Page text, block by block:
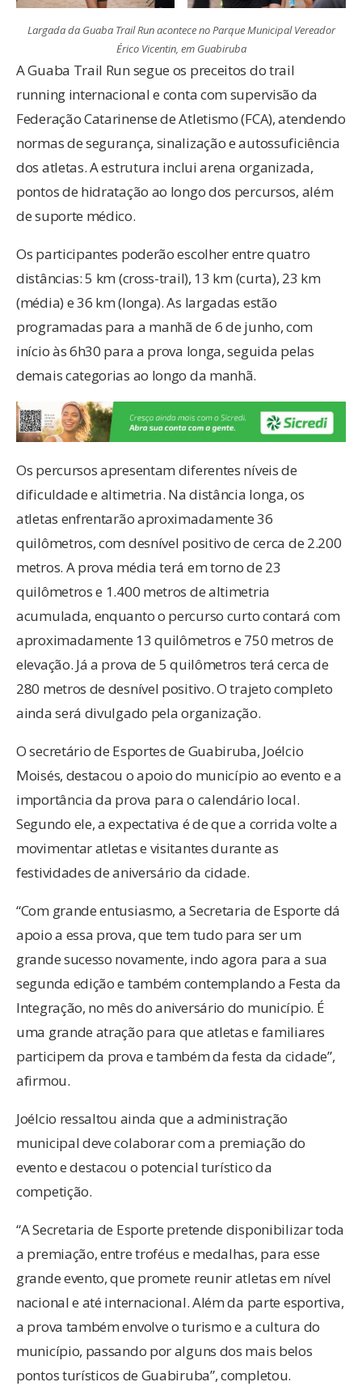
Largada da Guaba Trail Run acontece no Parque Municipal Vereador
Érico Vicentin, em Guabiruba
A Guaba Trail Run segue os preceitos do trail
running internacional e conta com supervisão da
Federação Catarinense de Atletismo (FCA), atendendo
normas de segurança, sinalização e autossuficiência
dos atletas. A estrutura inclui arena organizada,
pontos de hidratação ao longo dos percursos, além
de suporte médico.
Os participantes poderão escolher entre quatro
distâncias: 5 km (cross-trail), 13 km (curta), 23 km
(média) e 36 km (longa). As largadas estão
programadas para a manhã de 6 de junho, com
início às 6h30 para a prova longa, seguida pelas
demais categorias ao longo da manhã.
Os percursos apresentam diferentes níveis de
dificuldade e altimetria. Na distância longa, os
atletas enfrentarão aproximadamente 36
quilômetros, com desnível positivo de cerca de 2.200
metros. A prova média terá em torno de 23
quilômetros e 1.400 metros de altimetria
acumulada, enquanto o percurso curto contará com
aproximadamente 13 quilômetros e 750 metros de
elevação. Já a prova de 5 quilômetros terá cerca de
280 metros de desnível positivo. O trajeto completo
ainda será divulgado pela organização.
O secretário de Esportes de Guabiruba, Joélcio
Moisés, destacou o apoio do município ao evento e a
importância da prova para o calendário local.
Segundo ele, a expectativa é de que a corrida volte a
movimentar atletas e visitantes durante as
festividades de aniversário da cidade.
“Com grande entusiasmo, a Secretaria de Esporte dá
apoio a essa prova, que tem tudo para ser um
grande sucesso novamente, indo agora para a sua
segunda edição e também contemplando a Festa da
Integração, no mês do aniversário do município. É
uma grande atração para que atletas e familiares
participem da prova e também da festa da cidade”,
afirmou.
Joélcio ressaltou ainda que a administração
municipal deve colaborar com a premiação do
evento e destacou o potencial turístico da
competição.
“A Secretaria de Esporte pretende disponibilizar toda
a premiação, entre troféus e medalhas, para esse
grande evento, que promete reunir atletas em nível
nacional e até internacional. Além da parte esportiva,
a prova também envolve o turismo e a cultura do
município, passando por alguns dos mais belos
pontos turísticos de Guabiruba”, completou.